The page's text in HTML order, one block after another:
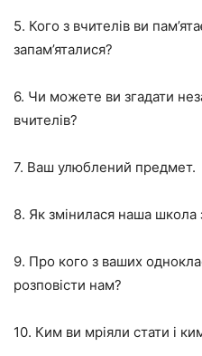
5. Кого з вчителів ви
запам’яталися?
6. Чи можете ви згадати
вчителів?
7. Ваш улюблений предмет.
8. Як змінилася наша школа
9. Про кого з ваших
розповісти нам?
10. Ким ви мріяли стати і